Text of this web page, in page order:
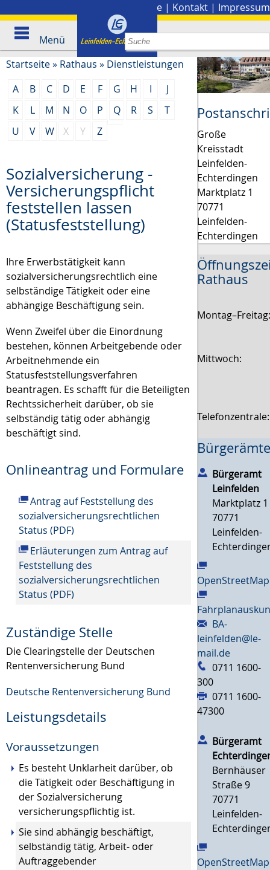
Presse | Kontakt | Impressum
Menü
Startseite» Rathaus » Dienstleistungen
A
B C D E F G H I
J
K
L M N O P Q R S
T
U
V W X Y Z
Sozialversicherung -
Versicherungspflicht
feststellen lassen
(Statusfeststellung)
Ihre Erwerbstätigkeit kann
sozialversicherungsrechtlich eine
selbständige Tätigkeit oder eine
abhängige Beschäftigung sein.
Wenn Zweifel über die Einordnung
bestehen, können Arbeitgebende oder
Arbeitnehmende ein
Statusfeststellungsverfahren
beantragen. Es schafft für die Beteiligten
Rechtssicherheit darüber, ob sie
selbständig tätig oder abhängig
beschäftigt sind.
Onlineantrag und Formulare
Antrag auf Feststellung des
sozialversicherungsrechtlichen
Status (PDF)
Erläuterungen zum Antrag auf
Feststellung des
sozialversicherungsrechtlichen
Status (PDF)
Zuständige Stelle
Die Clearingstelle der Deutschen
Rentenversicherung Bund
Deutsche Rentenversicherung Bund
Leistungsdetails
Voraussetzungen
Es besteht Unklarheit darüber, ob
die Tätigkeit oder Beschäftigung in
der Sozialversicherung
versicherungspflichtig ist.
Sie sind abhängig beschäftigt,
selbständig tätig, Arbeit- oder
Auftraggebender
Große
Kreisstadt
Leinfelden-
Echterdingen
Marktplatz 1
70771
Leinfelden-
Echterdingen
Rathaus
Mittwoch:
Bürgeramt
Leinfelden
Marktplatz 1
70771
Leinfelden-
OpenStreetMap
BA-
leinfelden@le-
mail.de
0711 1600-
300
0711 1600-
47300
Bürgeramt
Bernhäuser
Straße 9
70771
Leinfelden-
OpenStreetMap